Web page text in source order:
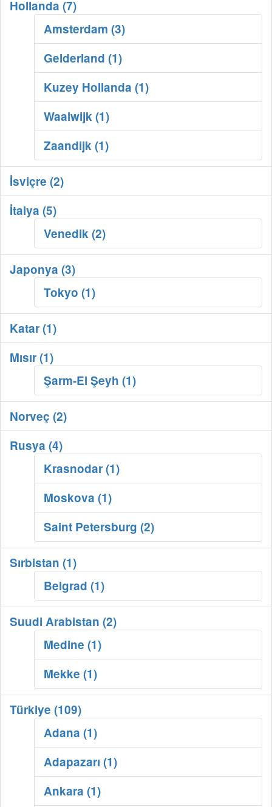
Hollanda (7)
Amsterdam (3)
Gelderland (1)
Kuzey Hollanda (1)
Waalwijk (1)
Zaandijk (1)
İsviçre (2)
İtalya (5)
Venedik (2)
Japonya (3)
Tokyo (1)
Katar (1)
Mısır (1)
Şarm-El Şeyh (1)
Norveç (2)
Rusya (4)
Krasnodar (1)
Moskova (1)
Saint Petersburg (2)
Sırbistan (1)
Belgrad (1)
Suudi Arabistan (2)
Medine (1)
Mekke (1)
Türkiye (109)
Adana (1)
Adapazarı (1)
Ankara (1)